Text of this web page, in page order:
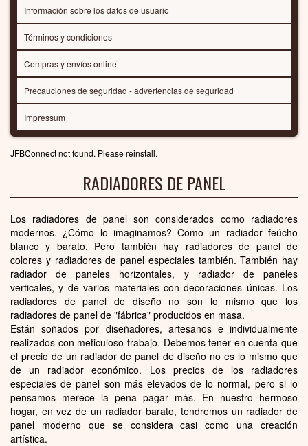
Información sobre los datos de usuario
Términos y condiciones
Compras y envíos online
Precauciones de seguridad - advertencias de seguridad
Impressum
JFBConnect not found. Please reinstall.
RADIADORES DE PANEL
Los radiadores de panel son considerados como radiadores
modernos. ¿Cómo lo imaginamos? Como un radiador feúcho
blanco y barato. Pero también hay radiadores de panel de
colores y radiadores de panel especiales también. También hay
radiador de paneles horizontales, y radiador de paneles
verticales, y de varios materiales con decoraciones únicas. Los
radiadores de panel de diseño no son lo mismo que los
radiadores de panel de "fábrica" producidos en masa.
Están soñados por diseñadores, artesanos e individualmente
realizados con meticuloso trabajo. Debemos tener en cuenta que
el precio de un radiador de panel de diseño no es lo mismo que
de un radiador económico. Los precios de los radiadores
especiales de panel son más elevados de lo normal, pero si lo
pensamos merece la pena pagar más. En nuestro hermoso
hogar, en vez de un radiador barato, tendremos un radiador de
panel moderno que se considera casi como una creación
artística.